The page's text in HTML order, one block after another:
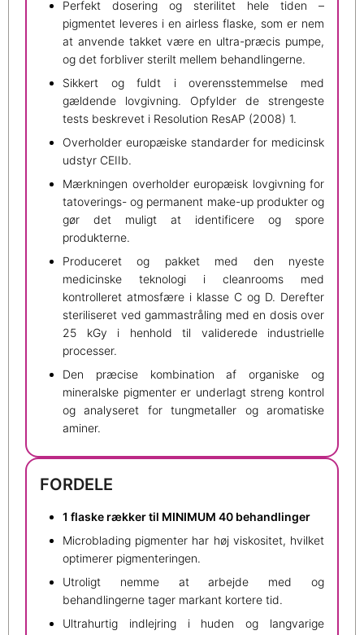
Perfekt dosering og sterilitet hele tiden –
pigmentet leveres i en airless flaske, som er nem
at anvende takket være en ultra-præcis pumpe,
og det forbliver sterilt mellem behandlingerne.
Sikkert og fuldt i overensstemmelse med
gældende lovgivning. Opfylder de strengeste
tests beskrevet i Resolution ResAP (2008) 1.
Overholder europæiske standarder for medicinsk
udstyr CEIIb.
Mærkningen overholder europæisk lovgivning for
tatoverings- og permanent make-up produkter og
gør det muligt at identificere og spore
produkterne.
Produceret og pakket med den nyeste
medicinske teknologi i cleanrooms med
kontrolleret atmosfære i klasse C og D. Derefter
steriliseret ved gammastråling med en dosis over
25 kGy i henhold til validerede industrielle
processer.
Den præcise kombination af organiske og
mineralske pigmenter er underlagt streng kontrol
og analyseret for tungmetaller og aromatiske
aminer.
FORDELE
1 flaske rækker til MINIMUM 40 behandlinger
Microblading pigmenter har høj viskositet, hvilket
optimerer pigmenteringen.
Utroligt nemme at arbejde med og
behandlingerne tager markant kortere tid.
Ultrahurtig indlejring i huden og langvarige